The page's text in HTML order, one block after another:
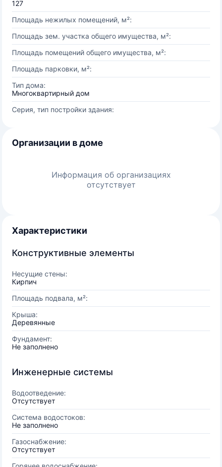
127
Площадь нежилых помещений, м²:
Площадь зем. участка общего имущества, м²:
Площадь помещений общего имущества, м²:
Площадь парковки, м²:
Тип дома:
Многоквартирный дом
Серия, тип постройки здания:
Организации в доме
Информация об организациях
отсутствует
Характеристики
Конструктивные элементы
Несущие стены:
Кирпич
Площадь подвала, м²:
Крыша:
Деревянные
Фундамент:
Не заполнено
Инженерные системы
Водоотведение:
Отсутствует
Система водостоков:
Не заполнено
Газоснабжение:
Отсутствует